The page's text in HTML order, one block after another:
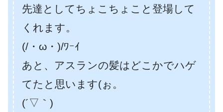
先達としてちょこちょこと登場して
くれます。
(/・ω・)/ﾜｰｲ
あと、アスランの髪はどこかでハゲ
てたと思います(ぉ。
(´▽｀)